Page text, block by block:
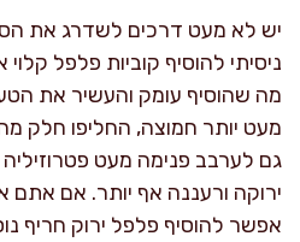
יש לא מעט דרכים לשדרג את
ניסיתי להוסיף קוביות פלפל קלוי
מה שהוסיף עומק והעשיר את
מעט יותר חמוצה, החליפו חלק
גם לערבב פנימה מעט
ירוקה ורעננה אף יותר. אם אתם
אפשר להוסיף פלפל ירוק חריף